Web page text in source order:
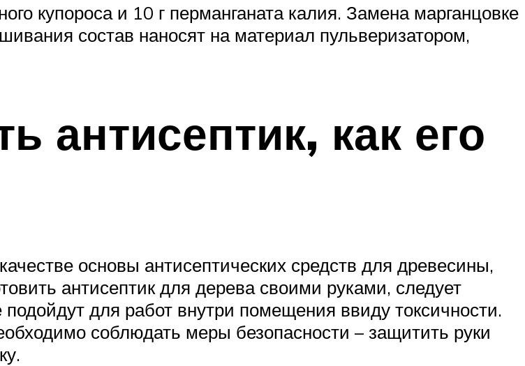
купороса и 10 г перманганата калия. Замена марганцовке
состав наносят на материал пульверизатором,
антисептик, как его
основы антисептических средств для древесины,
антисептик для дерева своими руками, следует
для работ внутри помещения ввиду токсичности.
соблюдать меры безопасности – защитить руки